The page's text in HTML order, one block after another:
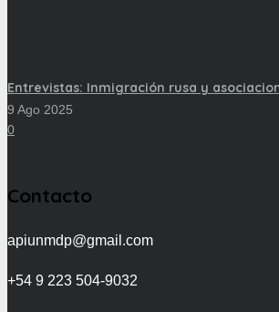
Entrevistas: Inmigración rusa y
9 Ago 2025
0
Contacto
apiunmdp@gmail.com
+54 9 223 504-9032